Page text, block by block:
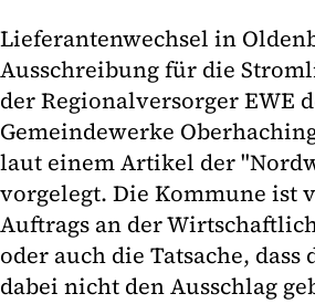
Lieferantenwechsel in
Ausschreibung für die
der Regionalversorger EWE
Gemeindewerke
laut einem Artikel der
vorgelegt. Die Kommune ist
Auftrags an der
oder auch die Tatsache,
dabei nicht den Ausschlag